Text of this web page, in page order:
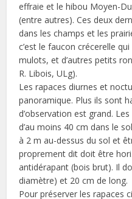
effraie et le hibou Moyen-
(entre autres). Ces deux
dans les champs et les
c’est le faucon crécerelle
mulots, et d’autres petits
R. Libois, ULg).
Les rapaces diurnes et
panoramique. Plus ils sont
d’observation est grand.
d’au moins 40 cm dans le
à 2 m au-dessus du sol et
proprement dit doit être
antidérapant (bois brut). Il
diamètre) et 20 cm de long.
Pour préserver les rapaces